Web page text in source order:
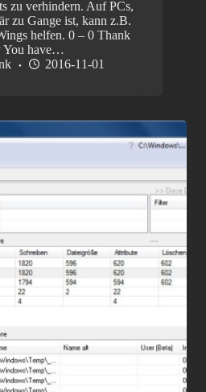
zu verhindern. Auf PCs,
zu Gange ist, kann z.B.
helfen. 0 – 0 Thank
You have…
2016-11-01